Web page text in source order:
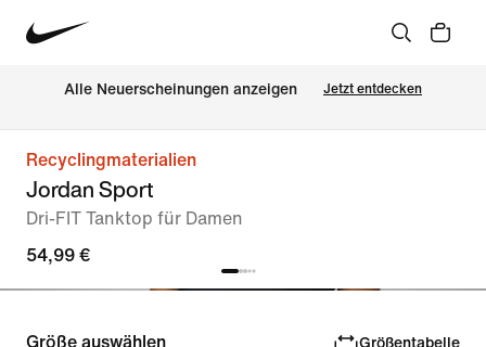
Alle Neuerscheinungen anzeigen Jetzt entdecken
Recyclingmaterialien
Jordan Sport
Dri-FIT Tanktop für Damen
54,99 €
Größe auswählen Größentabelle